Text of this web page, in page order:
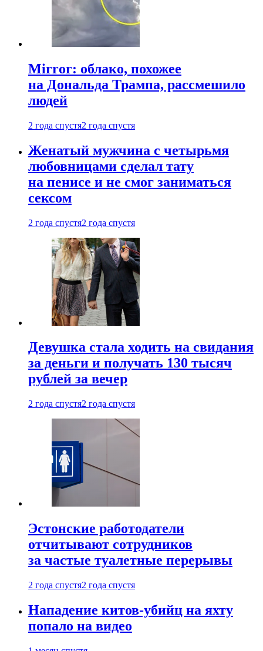
Mirror: облако, похожее
на Дональда Трампа, рассмешило
людей
2 года спустя2 года спустя
Женатый мужчина с четырьмя
любовницами сделал тату
на пенисе и не смог заниматься
сексом
2 года спустя2 года спустя
Девушка стала ходить на свидания
за деньги и получать 130 тысяч
рублей за вечер
2 года спустя2 года спустя
Эстонские работодатели
отчитывают сотрудников
за частые туалетные перерывы
2 года спустя2 года спустя
Нападение китов-убийц на яхту
попало на видео